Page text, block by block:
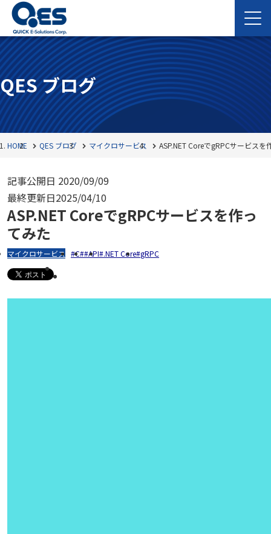
QES ブログ
HOME QES ブログ マイクロサービス ASP.NET CoreでgRPCサービスを
記事公開日 2020/09/09
最終更新日2025/04/10
ASP.NET CoreでgRPCサービスを作っ
てみた
マイクロサービス C# API .NET Core gRPC